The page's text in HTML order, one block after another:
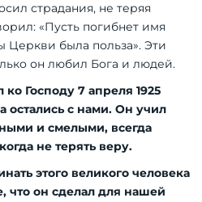
страдания, не теряя
«Пусть погибнет имя
Церкви была польза». Эти
он любил Бога и людей.
Господу 7 апреля 1925
остались с нами. Он учил
и смелыми, всегда
не терять веру.
этого великого человека
что он сделал для нашей